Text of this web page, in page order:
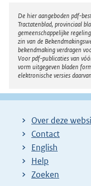
Disclaimer
De hier aangeboden pdf-
Tractatenblad, provinciaal
gemeenschappelijke
zin van de
bekendmaking verdragen
Voor pdf-publicaties van
vorm uitgegeven bladen
elektronische versies
Over deze
Contact
English
Help
Zoeken